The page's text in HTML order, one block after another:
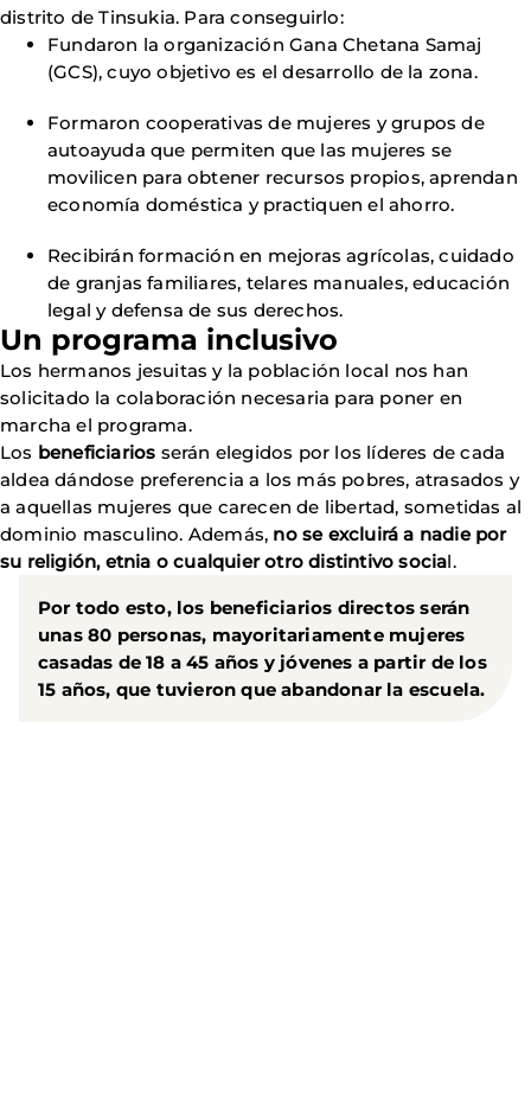
distrito de Tinsukia. Para conseguirlo:
Fundaron la organización Gana Chetana Samaj
(GCS), cuyo objetivo es el desarrollo de la zona.
Formaron cooperativas de mujeres y grupos de
autoayuda que permiten que las mujeres se
movilicen para obtener recursos propios, aprendan
economía doméstica y practiquen el ahorro.
Recibirán formación en mejoras agrícolas, cuidado
de granjas familiares, telares manuales, educación
legal y defensa de sus derechos.
Un programa inclusivo
Los hermanos jesuitas y la población local nos han
solicitado la colaboración necesaria para poner en
marcha el programa.
Los beneficiarios serán elegidos por los líderes de cada
aldea dándose preferencia a los más pobres, atrasados y
a aquellas mujeres que carecen de libertad, sometidas al
dominio masculino. Además, no se excluirá a nadie por
su religión, etnia o cualquier otro distintivo social.
Por todo esto, los beneficiarios directos serán
unas 80 personas, mayoritariamente mujeres
casadas de 18 a 45 años y jóvenes a partir de los
15 años, que tuvieron que abandonar la escuela.